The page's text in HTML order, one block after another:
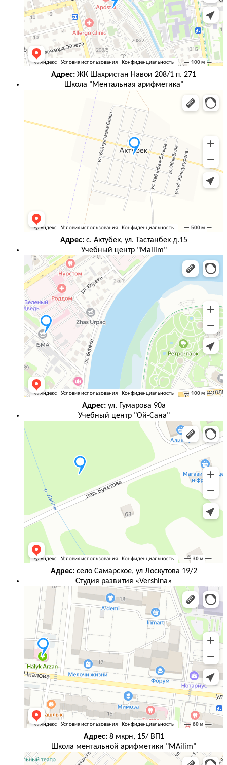
Адрес: ЖК Шахристан Навои 208/1 п. 271
Школа "Ментальная арифметика"
Адрес: с. Актубек, ул. Тастанбек д.15
Учебный центр "Mailim"
Адрес: ул. Гумарова 90а
Учебный центр "Ой-Сана"
Адрес: село Самарское, ул Лоскутова 19/2
Студия развития «Vershina»
Адрес: 8 мкрн, 15/ ВП1
Школа ментальной арифметики "MAilim"